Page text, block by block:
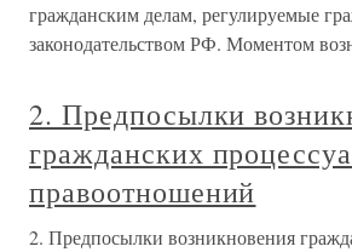
гражданским делам, регулируемые
законодательством РФ. Моментом
2. Предпосылки
гражданских
правоотношений
2. Предпосылки возникновения